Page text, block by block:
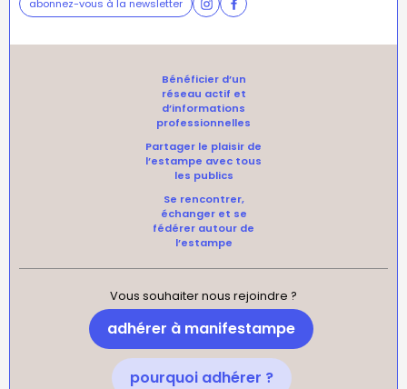
abonnez-vous à la newsletter
Bénéficier d’un
réseau actif et
d’informations
professionnelles
Partager le plaisir de
l’estampe avec tous
les publics
Se rencontrer,
échanger et se
fédérer autour de
l’estampe
Vous souhaiter nous rejoindre ?
adhérer à manifestampe
pourquoi adhérer ?